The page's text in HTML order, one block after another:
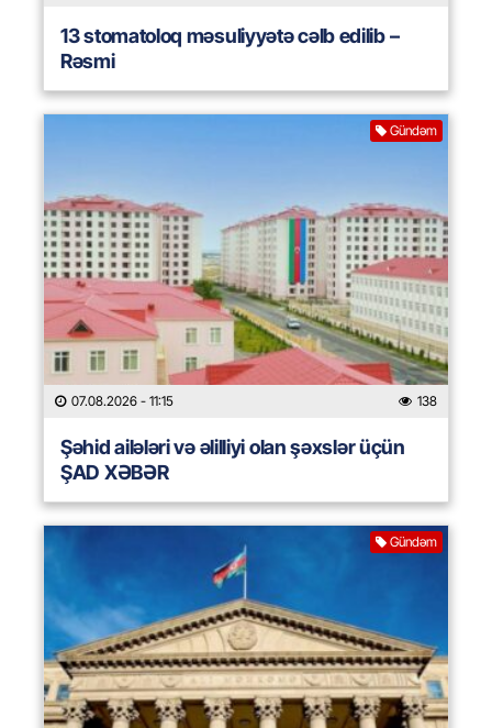
13 stomatoloq məsuliyyətə cəlb edilib –
Rəsmi
Gündəm
07.08.2026 - 11:15 138
Şəhid ailələri və əlilliyi olan şəxslər üçün
ŞAD XƏBƏR
Gündəm